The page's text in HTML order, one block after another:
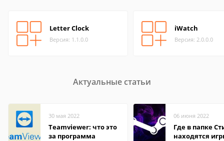
Letter Clock
Версия: 1.1.0.0
iWatch
Версия: 2.0.0.0
Актуальные статьи
30 мая 2022
Teamviewer: что это
за программа
06 июня 2022
Где в папке
находятся